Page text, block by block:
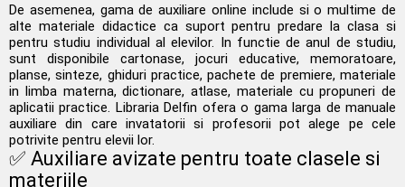
De asemenea, gama de auxiliare online include si o multime de
alte materiale didactice ca suport pentru predare la clasa si
pentru studiu individual al elevilor. In functie de anul de studiu,
sunt disponibile cartonase, jocuri educative, memoratoare,
planse, sinteze, ghiduri practice, pachete de premiere, materiale
in limba materna, dictionare, atlase, materiale cu propuneri de
aplicatii practice. Libraria Delfin ofera o gama larga de manuale
auxiliare din care invatatorii si profesorii pot alege pe cele
potrivite pentru elevii lor.
✅ Auxiliare avizate pentru toate clasele si
materiile